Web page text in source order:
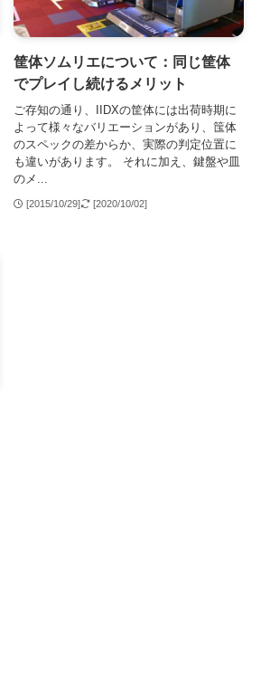
筐体ソムリエについて：同じ筐体
でプレイし続けるメリット
ご存知の通り、IIDXの筐体には出荷時期に
よって様々なバリエーションがあり、筺体
のスペックの差からか、実際の判定位置に
も違いがあります。 それに加え、鍵盤や皿
のメ...
[2015/10/29] [2020/10/02]